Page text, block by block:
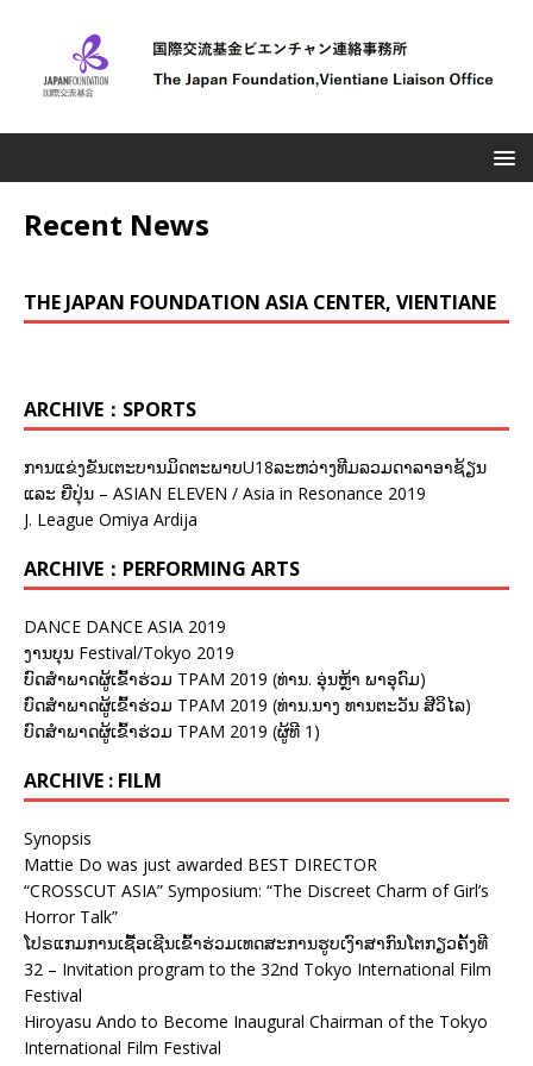
Recent News
THE JAPAN FOUNDATION ASIA CENTER, VIENTIANE
ARCHIVE：SPORTS
ການແຂ່ງຂັນເຕະບານມິດຕະພາບU18ລະຫວ່າງທີມລວມດາລາອາຊ້ຽນ
ແລະ ຍີ່ປຸ່ນ – ASIAN ELEVEN / Asia in Resonance 2019
J. League Omiya Ardija
ARCHIVE：PERFORMING ARTS
DANCE DANCE ASIA 2019
ງານບຸນ Festival/Tokyo 2019
ບົດສຳພາດຜູ້ເຂົ້າຮ່ວມ TPAM 2019 (ທ່ານ. ອຸ່ນຫຼ້າ ພາອຸດົມ)
ບົດສຳພາດຜູ້ເຂົ້າຮ່ວມ TPAM 2019 (ທ່ານ.ນາງ ທານຕະວັນ ສີວິໄລ)
ບົດສຳພາດຜູ້ເຂົ້າຮ່ວມ TPAM 2019 (ຜູ້ທີ 1)
ARCHIVE : FILM
Synopsis
Mattie Do was just awarded BEST DIRECTOR
“CROSSCUT ASIA” Symposium: “The Discreet Charm of Girl’s
Horror Talk”
ໂປຣແກມການເຊື້ອເຊີນເຂົ້າຮ່ວມເທດສະການຮູບເງົາສາກົນໂຕກຽວຄັ້ງທີ
32 – Invitation program to the 32nd Tokyo International Film
Festival
Hiroyasu Ando to Become Inaugural Chairman of the Tokyo
International Film Festival